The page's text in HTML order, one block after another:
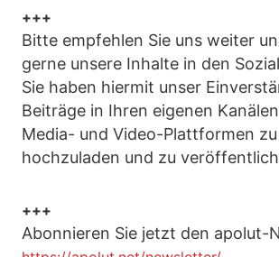
+++
Bitte empfehlen Sie uns weiter
gerne unsere Inhalte in den
Sie haben hiermit unser
Beiträge in Ihren eigenen
Media- und Video-Plattformen
hochzuladen und zu
+++
Abonnieren Sie jetzt den apolut-